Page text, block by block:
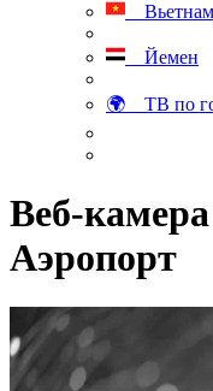
Вьетнам
Йемен
🌍 ТВ по
Веб-
Аэропорт